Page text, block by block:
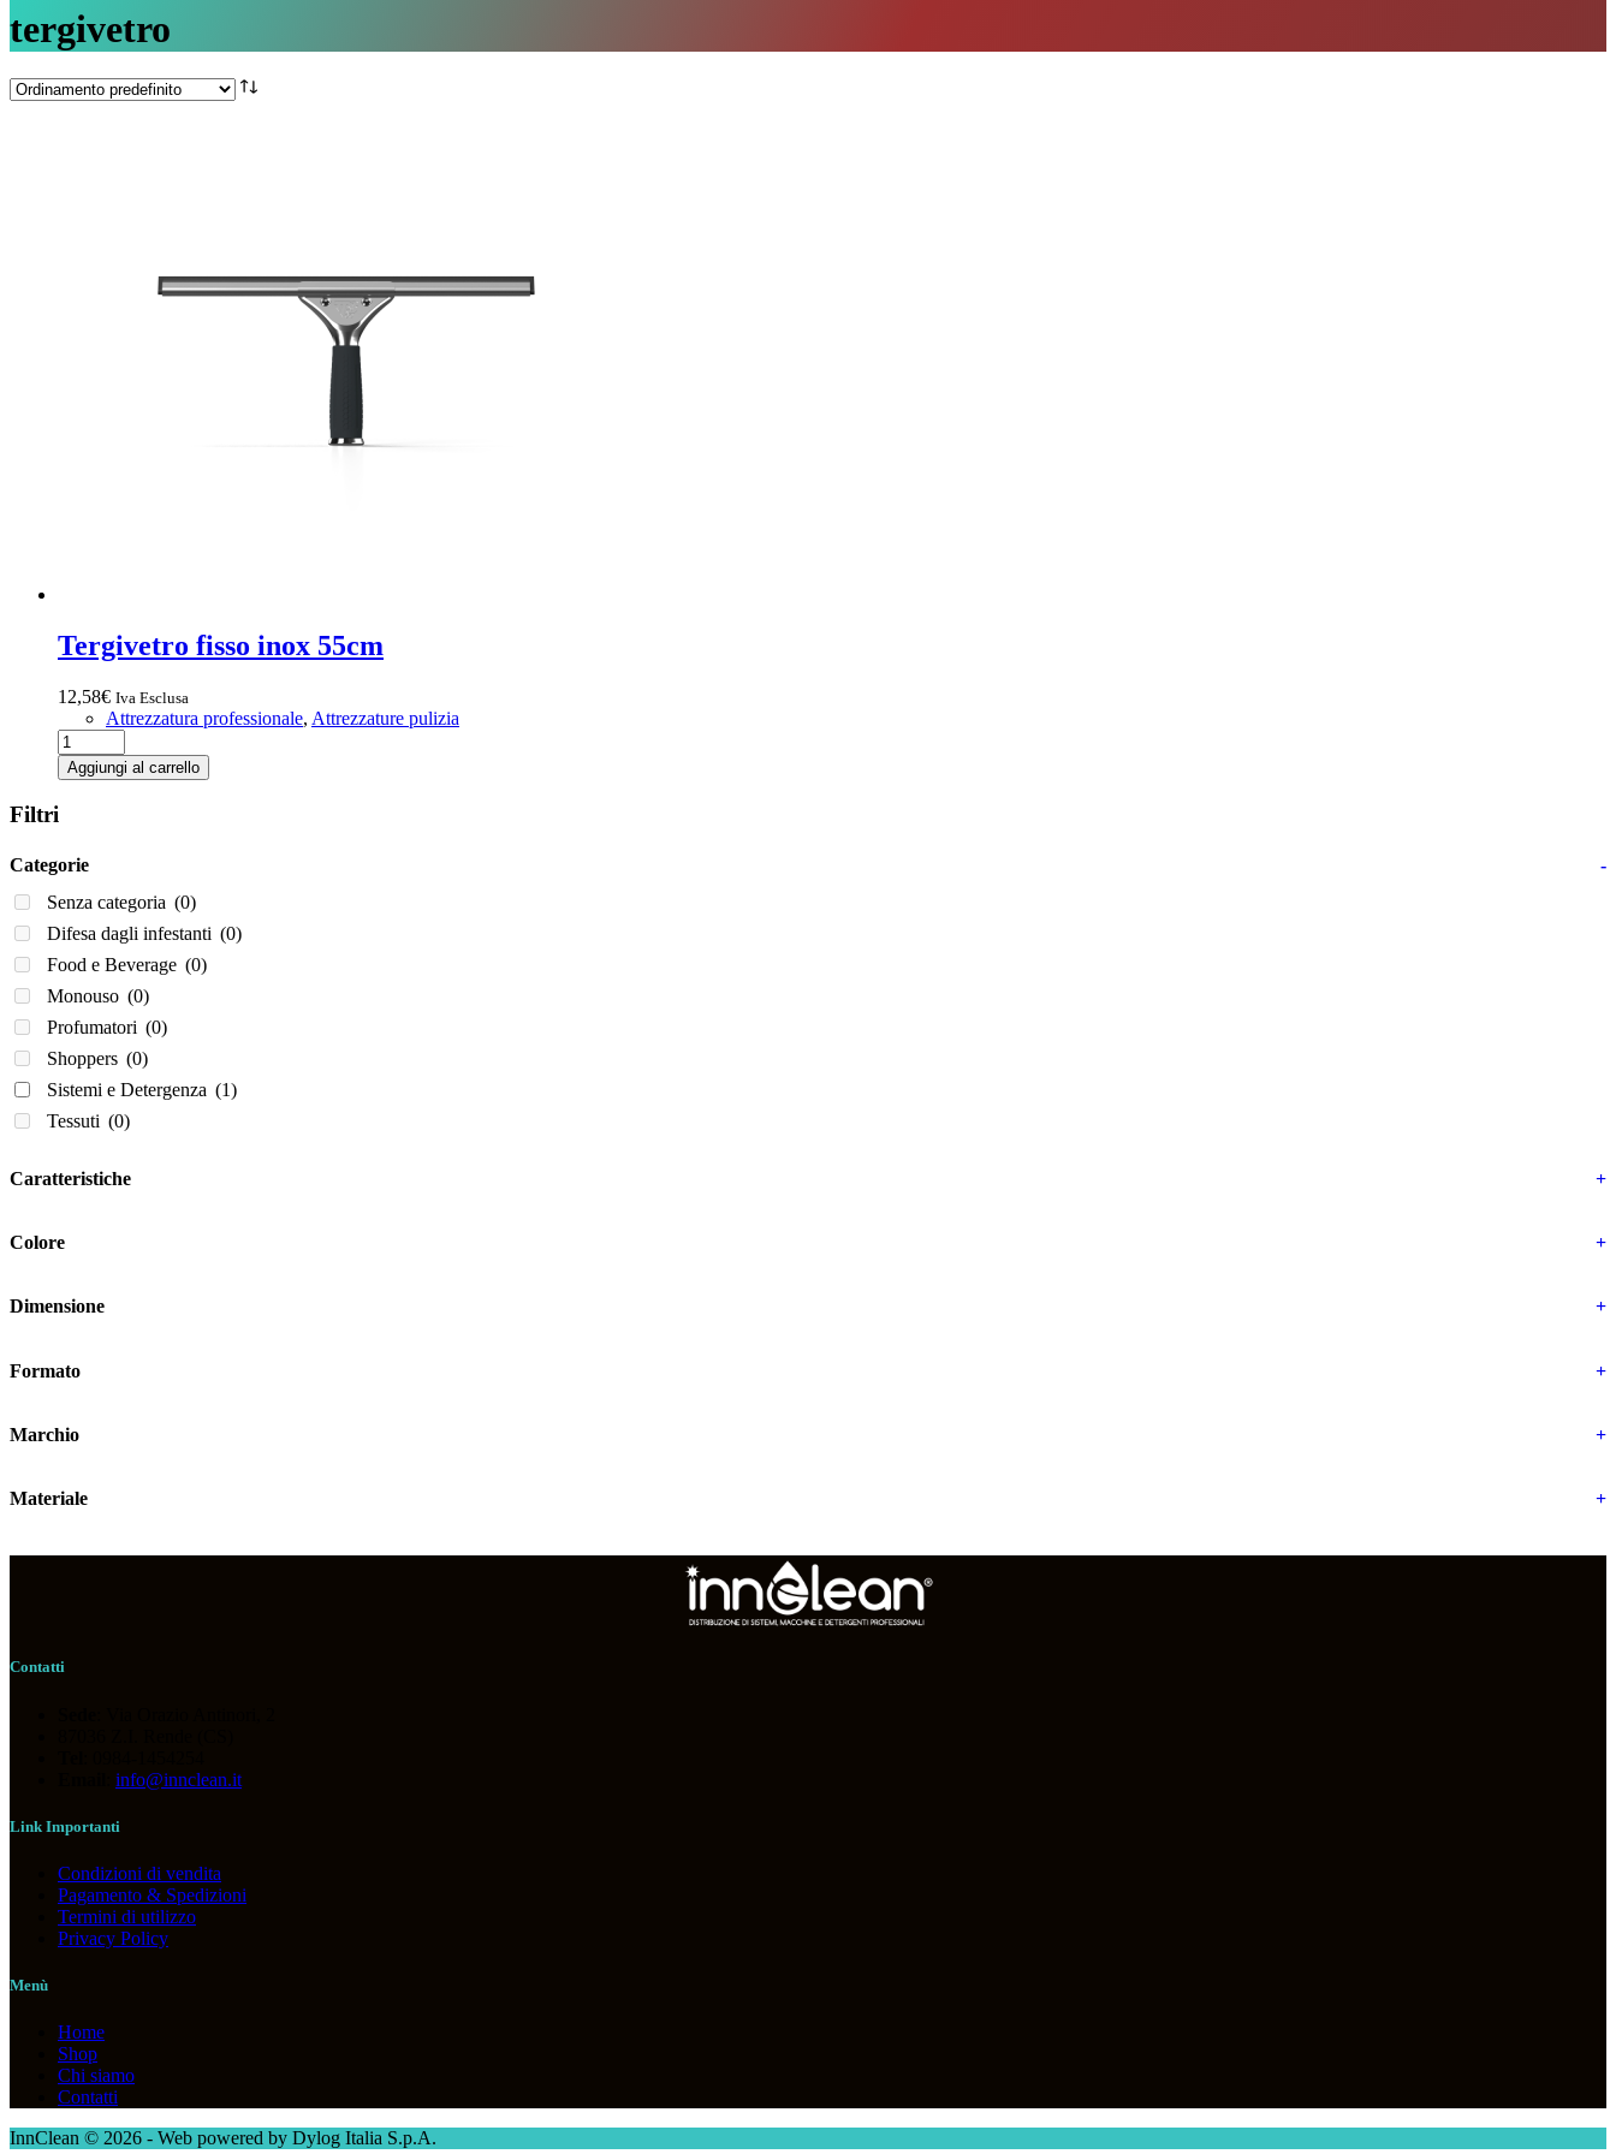
tergivetro
Tergivetro fisso inox 55cm
12,58€ Iva Esclusa
Attrezzatura professionale, Attrezzature pulizia
Tergivetro
fisso
inox
55cm
quantità
Aggiungi al carrello
Filtri
Categorie
-
Senza categoria (0)
Difesa dagli infestanti (0)
Food e Beverage (0)
Monouso (0)
Profumatori (0)
Shoppers (0)
Sistemi e Detergenza (1)
Tessuti (0)
Caratteristiche +
Colore +
Dimensione +
Formato +
Marchio +
Materiale +
Contatti
info@innclean.it
Link Importanti
Condizioni di vendita
Pagamento & Spedizioni
Termini di utilizzo
Privacy Policy
Menù
Home
Shop
Chi siamo
Contatti
InnClean © 2026 - Web powered by Dylog Italia S.p.A.